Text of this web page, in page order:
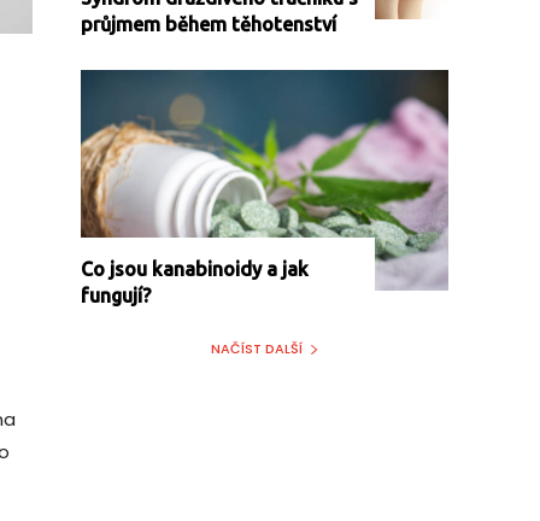
průjmem během těhotenství
Co jsou kanabinoidy a jak
fungují?
NAČÍST DALŠÍ